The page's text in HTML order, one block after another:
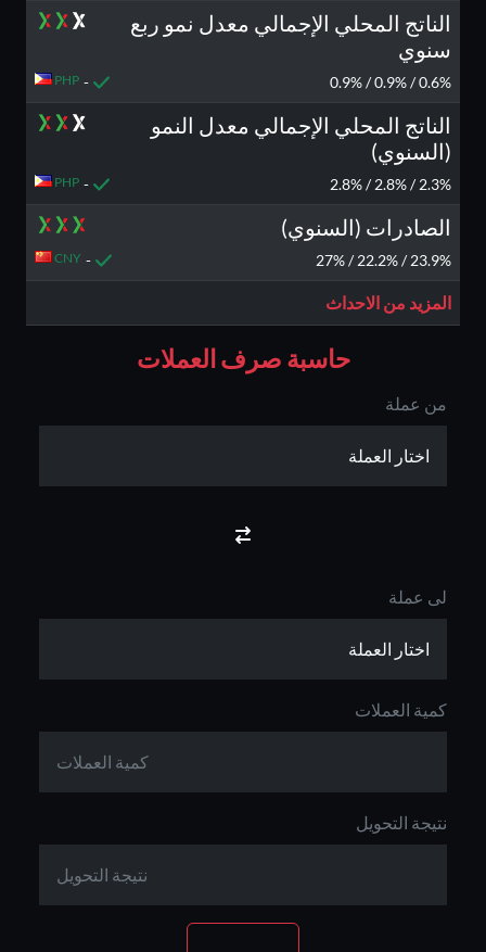
الناتج المحلي الإجمالي معدل نمو ربع
سنوي
0.6% / 0.9% / 0.9%
-
PHP
الناتج المحلي الإجمالي معدل النمو
(السنوي)
2.3% / 2.8% / 2.8%
-
PHP
الصادرات (السنوي)
23.9% / 22.2% / 27%
-
CNY
المزيد من الاحداث
حاسبة صرف العملات
من عملة
لى عملة
كمية العملات
نتيجة التحويل